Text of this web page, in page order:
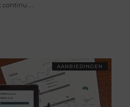
...
AANBIEDINGEN